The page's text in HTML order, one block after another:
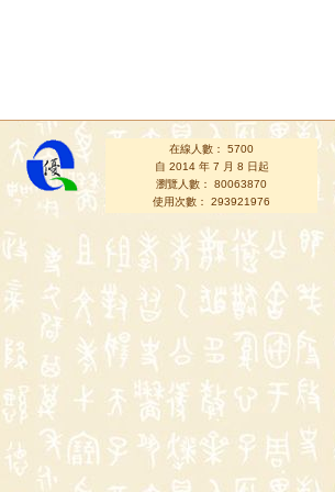
在線人數： 5700
自 2014 年 7 月 8 日起
瀏覽人數： 80063870
使用次數： 293921976